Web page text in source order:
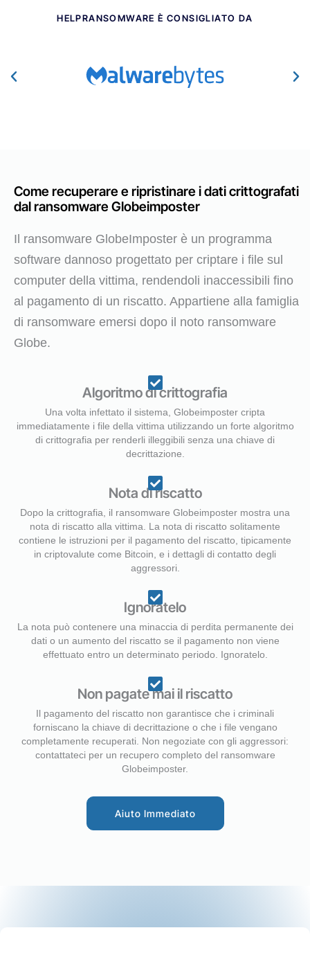
HELPRANSOMWARE È CONSIGLIATO DA​
Come recuperare e ripristinare i dati crittografati
dal ransomware Globeimposter
Il ransomware GlobeImposter è un programma
software dannoso progettato per criptare i file sul
computer della vittima, rendendoli inaccessibili fino
al pagamento di un riscatto. Appartiene alla famiglia
di ransomware emersi dopo il noto ransomware
Globe.
Algoritmo di crittografia
Una volta infettato il sistema, Globeimposter cripta
immediatamente i file della vittima utilizzando un forte algoritmo
di crittografia per renderli illeggibili senza una chiave di
decrittazione.
Nota di riscatto
Dopo la crittografia, il ransomware Globeimposter mostra una
nota di riscatto alla vittima. La nota di riscatto solitamente
contiene le istruzioni per il pagamento del riscatto, tipicamente
in criptovalute come Bitcoin, e i dettagli di contatto degli
aggressori.
Ignoratelo
La nota può contenere una minaccia di perdita permanente dei
dati o un aumento del riscatto se il pagamento non viene
effettuato entro un determinato periodo. Ignoratelo.
Non pagate mai il riscatto
Il pagamento del riscatto non garantisce che i criminali
forniscano la chiave di decrittazione o che i file vengano
completamente recuperati. Non negoziate con gli aggressori:
contattateci per un recupero completo del ransomware
Globeimposter.
Aiuto Immediato